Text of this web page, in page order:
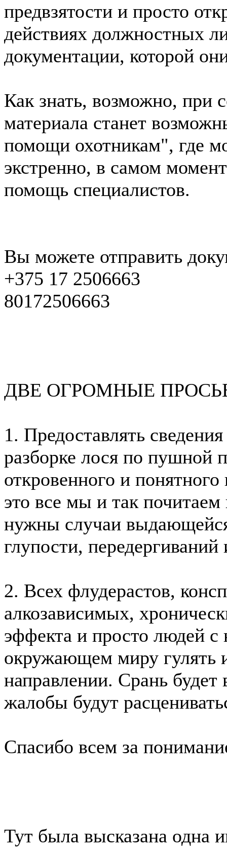
предвзятости и просто
действиях должностных
документации, которой
Как знать, возможно, при
материала станет
помощи охотникам", где
экстренно, в самом
помощь специалистов.
Вы можете отправить
+375 17 2506663
80172506663
ДВЕ ОГРОМНЫЕ
1. Предоставлять
разборке лося по пушной
откровенного и
это все мы и так
нужны случаи
глупости,
2. Всех флудерастов,
алкозависимых,
эффекта и просто людей
окружающем миру гулять
направлении. Срань будет
жалобы будут
Спасибо всем за
Тут была высказана одна